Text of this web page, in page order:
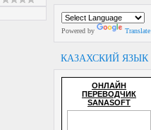
Powered by Translate
КАЗАХСКИЙ ЯЗЫК
ОНЛАЙН
ПЕРЕВОДЧИК
SANASOFT